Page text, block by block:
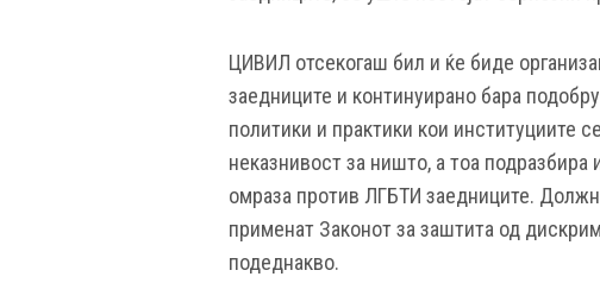
ЦИВИЛ отсекогаш бил и ќе биде
заедниците и континуирано бара
политики и практики кои институциите
неказнивост за ништо, а тоа
омраза против ЛГБТИ заедниците.
применат Законот за заштита од
подеднакво.